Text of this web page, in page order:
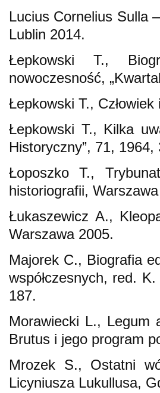
Lucius Cornelius Sulla
Lublin 2014.
Łepkowski T.,
nowoczesność,
Łepkowski T.,
Łepkowski T., Kilka
Historyczny”, 71, 1964,
Łoposzko T.,
historiografii,
Łukaszewicz A.,
Warszawa 2005.
Majorek C., Biografia
współczesnych, red.
187.
Morawiecki L., Legum
Brutus i jego program
Mrozek S., Ostatni
Licyniusza Lukullusa,